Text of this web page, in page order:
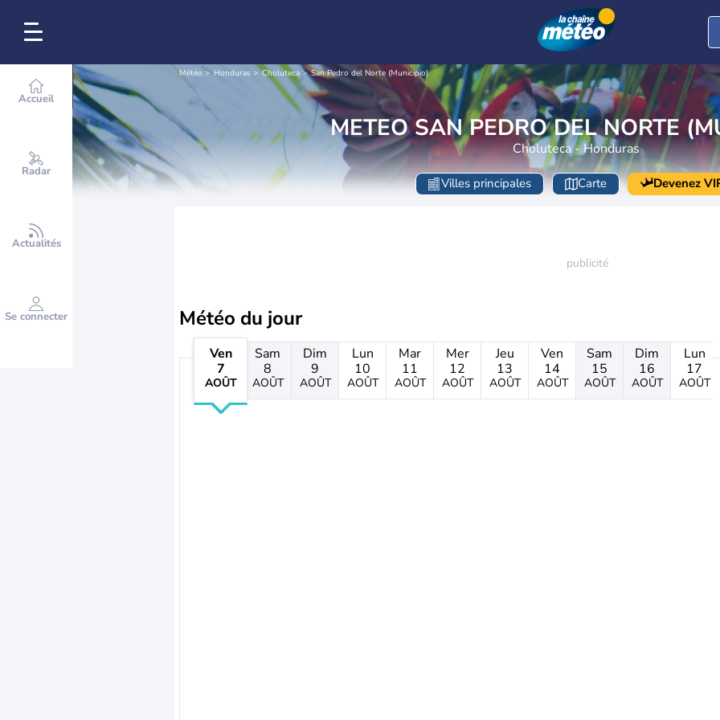
Accueil
Radar
Actualités
Se connecter
Météo Honduras Choluteca San Pedro del Norte (Municipio)
METEO SAN PEDRO DEL NORTE
Choluteca - Honduras
Villes principales Carte Devenez
Météo du jour
Ven
7
AOÛT
Sam
8
AOÛT
Dim
9
AOÛT
Lun
10
AOÛT
Mar
11
AOÛT
Mer
12
AOÛT
Jeu
13
AOÛT
Ven
14
AOÛT
Sam
15
AOÛT
Dim
16
AOÛT
Lun
17
AOÛT